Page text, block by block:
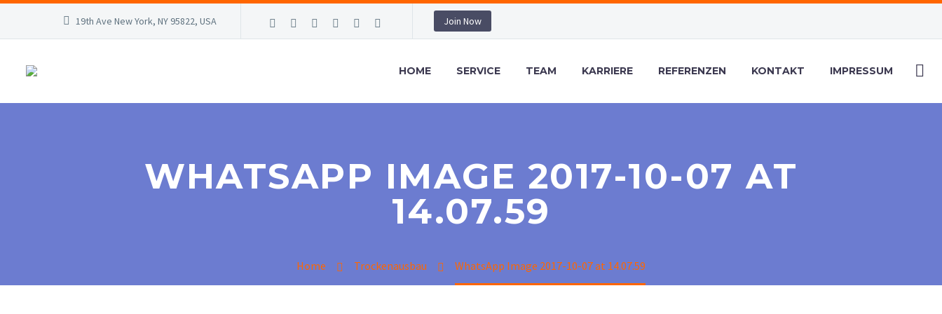
19th Ave New York, NY 95822, USA Join Now
HOME SERVICE TEAM KARRIERE REFERENZEN KONTAKT IMPRESSUM
WHATSAPP IMAGE 2017-10-07 AT
14.07.59
Home Trockenausbau WhatsApp Image 2017-10-07 at 14.07.59